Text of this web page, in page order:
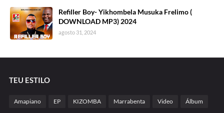
Refiller Boy- Yikhombela Musuka Frelimo (
DOWNLOAD MP3) 2024
agosto 31, 2024
TEU ESTILO
Amapiano EP KIZOMBA Marrabenta Video Álbum